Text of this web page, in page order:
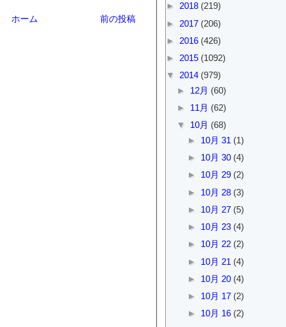
前の投稿
ホーム
► 2018 (219)
► 2017 (206)
► 2016 (426)
► 2015 (1092)
▼ 2014 (979)
► 12月 (60)
► 11月 (62)
▼ 10月 (68)
► 10月 31 (1)
► 10月 30 (4)
► 10月 29 (2)
► 10月 28 (3)
► 10月 27 (5)
► 10月 23 (4)
► 10月 22 (2)
► 10月 21 (4)
► 10月 20 (4)
► 10月 17 (2)
► 10月 16 (2)